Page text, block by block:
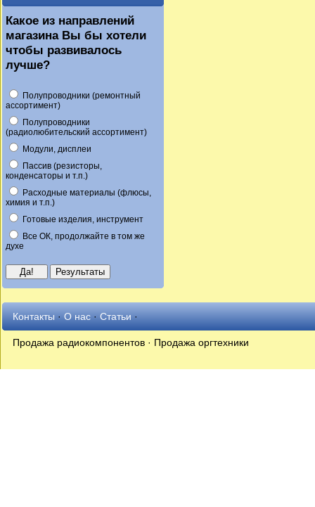
Какое из направлений
магазина Вы бы хотели
чтобы развивалось
лучше?
Полупроводники (ремонтный
ассортимент)
Полупроводники
(радиолюбительский ассортимент)
Модули, дисплеи
Пассив (резисторы,
конденсаторы и т.п.)
Расходные материалы (флюсы,
химия и т.п.)
Готовые изделия, инструмент
Все ОК, продолжайте в том же
духе
Контакты·О нас·Статьи·
Продажа радиокомпонентов · Продажа оргтехники